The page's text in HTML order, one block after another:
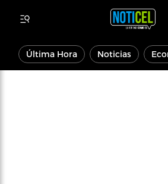
Última Hora Noticias